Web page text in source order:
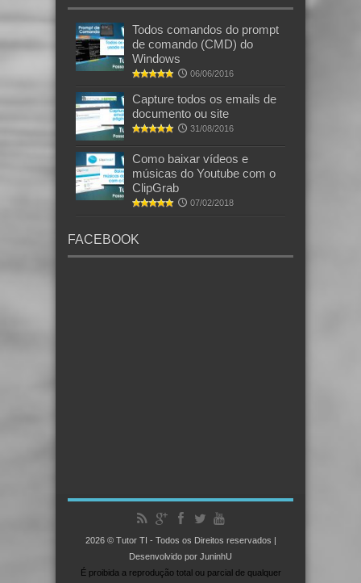
Todos comandos do prompt
de comando (CMD) do
Windows
06/06/2016
Capture todos os emails de
documento ou site
31/08/2016
Como baixar vídeos e
músicas do Youtube com o
ClipGrab
07/02/2018
FACEBOOK
2026 © Tutor TI - Todos os Direitos reservados |
Desenvolvido por JuninhU
É proibida a reprodução total ou parcial de qualquer